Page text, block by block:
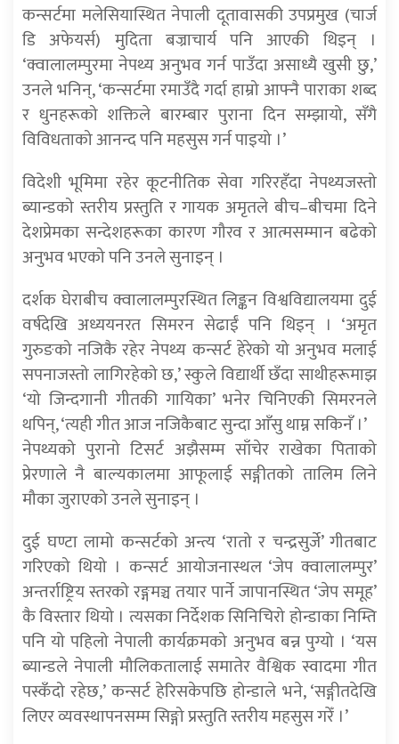
कन्सर्टमा मलेसियास्थित नेपाली दूतावासकी उपप्रमुख (चार्ज
डि अफेयर्स) मुदिता बज्राचार्य पनि आएकी थिइन् ।
‘क्वालालम्पुरमा नेपथ्य अनुभव गर्न पाउँदा असाध्यै खुसी छु,’
उनले भनिन्, ‘कन्सर्टमा रमाउँदै गर्दा हाम्रो आफ्नै पाराका शब्द
र धुनहरूको शक्तिले बारम्बार पुराना दिन सम्झायो, सँगै
विविधताको आनन्द पनि महसुस गर्न पाइयो ।’
विदेशी भूमिमा रहेर कूटनीतिक सेवा गरिरहँदा नेपथ्यजस्तो
ब्यान्डको स्तरीय प्रस्तुति र गायक अमृतले बीच–बीचमा दिने
देशप्रेमका सन्देशहरूका कारण गौरव र आत्मसम्मान बढेको
अनुभव भएको पनि उनले सुनाइन् ।
दर्शक घेराबीच क्वालालम्पुरस्थित लिङ्कन विश्वविद्यालयमा दुई
वर्षदेखि अध्ययनरत सिमरन सेढाईं पनि थिइन् । ‘अमृत
गुरुङको नजिकै रहेर नेपथ्य कन्सर्ट हेरेको यो अनुभव मलाई
सपनाजस्तो लागिरहेको छ,’ स्कुले विद्यार्थी छँदा साथीहरूमाझ
‘यो जिन्दगानी गीतकी गायिका’ भनेर चिनिएकी सिमरनले
थपिन्, ‘त्यही गीत आज नजिकैबाट सुन्दा आँसु थाम्न सकिनँ ।’
नेपथ्यको पुरानो टिसर्ट अझैसम्म साँचेर राखेका पिताको
प्रेरणाले नै बाल्यकालमा आफूलाई सङ्गीतको तालिम लिने
मौका जुराएको उनले सुनाइन् ।
दुई घण्टा लामो कन्सर्टको अन्त्य ‘रातो र चन्द्रसुर्जे’ गीतबाट
गरिएको थियो । कन्सर्ट आयोजनास्थल ‘जेप क्वालालम्पुर’
अन्तर्राष्ट्रिय स्तरको रङ्गमञ्च तयार पार्ने जापानस्थित ‘जेप समूह’
कै विस्तार थियो । त्यसका निर्देशक सिनिचिरो होन्डाका निम्ति
पनि यो पहिलो नेपाली कार्यक्रमको अनुभव बन्न पुग्यो । ‘यस
ब्यान्डले नेपाली मौलिकतालाई समातेर वैश्विक स्वादमा गीत
पस्कँदो रहेछ,’ कन्सर्ट हेरिसकेपछि होन्डाले भने, ‘सङ्गीतदेखि
लिएर व्यवस्थापनसम्म सिङ्गो प्रस्तुति स्तरीय महसुस गरेँ ।’